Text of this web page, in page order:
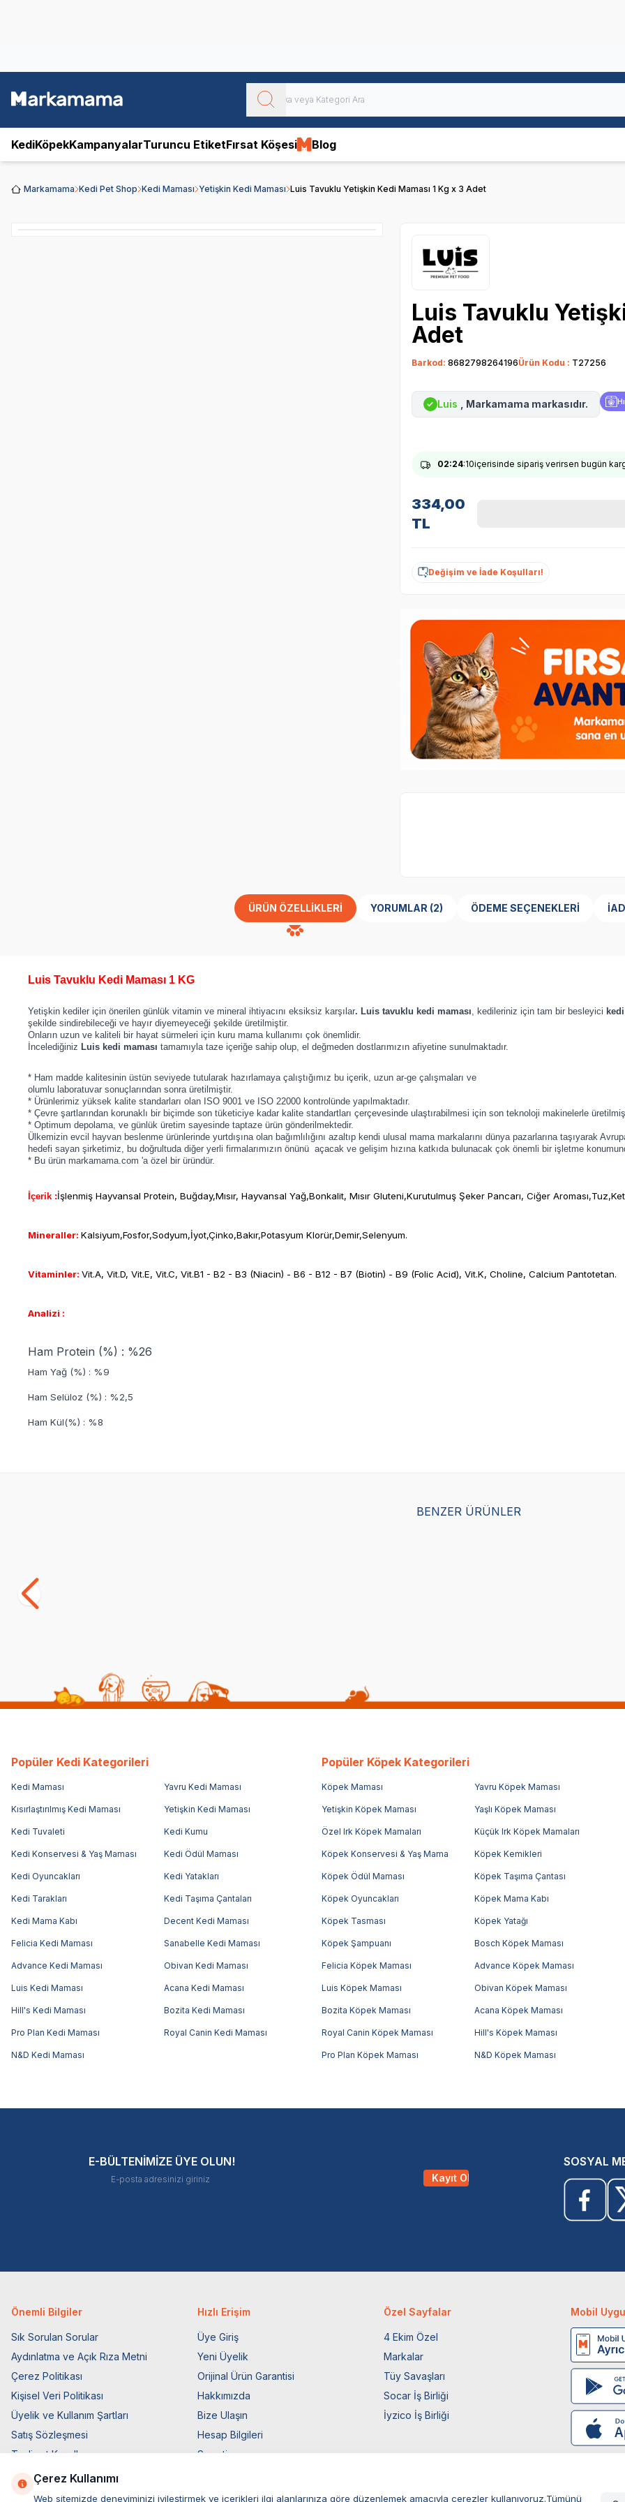
KediKöpekKampanyalarTuruncu EtiketFırsat Köşesi Blog
Markamama Kedi Pet Shop Kedi Maması Yetişkin Kedi Maması Luis Tavuklu Yetişkin Kedi Maması 1 Kg x 3 Adet
Luis Tavuklu
Adet
Barkod: 8682798264196Ürün Kodu : T27256
✓ Luis , Markamama markasıdır.
02:24:10içerisinde sipariş verirsen bugün
334,00
TL
Değişim ve İade Koşulları!
ÜRÜN ÖZELLIKLERI YORUMLAR (2) ÖDEME SEÇENEKLERI
Luis Tavuklu Kedi Maması 1 KG
Yetişkin kediler için önerilen günlük vitamin ve mineral ihtiyacını eksiksiz karşılar. Luis tavuklu kedi maması , kedileriniz için tam bir besleyici
şekilde sindirebileceği ve hayır diyemeyeceği şekilde üretilmiştir.
Onların uzun ve kaliteli bir hayat sürmeleri için kuru mama kullanımı çok önemlidir.
İncelediğiniz Luis kedi maması tamamıyla taze içeriğe sahip olup, el değmeden dostlarımızın afiyetine sunulmaktadır.
* Ham madde kalitesinin üstün seviyede tutularak hazırlamaya çalıştığımız bu içerik, uzun ar-ge çalışmaları ve
olumlu laboratuvar sonuçlarından sonra üretilmiştir.
* Ürünlerimiz yüksek kalite standarları olan ISO 9001 ve ISO 22000 kontrolünde yapılmaktadır.
* Çevre şartlarından korunaklı bir biçimde son tüketiciye kadar kalite standartları çerçevesinde ulaştırabilmesi için son teknoloji makinelerle
* Optimum depolama, ve günlük üretim sayesinde taptaze ürün gönderilmektedir.
Ülkemizin evcil hayvan beslenme ürünlerinde yurtdışına olan bağımlılığını azaltıp kendi ulusal mama markalarını dünya pazarlarına taşıyarak
hedefi sayan şirketimiz, bu doğrultuda diğer yerli firmalarımızın önünü açacak ve gelişim hızına katkıda bulunacak çok önemli bir işletme
* Bu ürün markamama.com 'a özel bir üründür.
İçerik :İşlenmiş Hayvansal Protein, Buğday,Mısır, Hayvansal Yağ,Bonkalit, Mısır Gluteni,Kurutulmuş Şeker Pancarı, Ciğer
Mineraller: Kalsiyum,Fosfor,Sodyum,İyot,Çinko,Bakır,Potasyum Klorür,Demir,Selenyum.
Vitaminler: Vit.A, Vit.D, Vit.E, Vit.C, Vit.B1 - B2 - B3 (Niacin) - B6 - B12 - B7 (Biotin) - B9 (Folic Acid), Vit.K, Choline, Calcium Pantotetan.
Analizi :
Ham Protein (%) : %26
Ham Yağ (%) : %9
Ham Selüloz (%) : %2,5
Ham Kül(%) : %8
BENZER ÜRÜNLER
2.498,75
Popüler Kedi Kategorileri
Kedi Maması Yavru Kedi Maması
Kısırlaştırılmış Kedi Maması Yetişkin Kedi Maması
Kedi Tuvaleti Kedi Kumu
Kedi Konservesi & Yaş Maması Kedi Ödül Maması
Kedi Oyuncakları Kedi Yatakları
Kedi Tarakları Kedi Taşıma Çantaları
Kedi Mama Kabı Decent Kedi Maması
Felicia Kedi Maması Sanabelle Kedi Maması
Advance Kedi Maması Obivan Kedi Maması
Luis Kedi Maması Acana Kedi Maması
Hill's Kedi Maması Bozita Kedi Maması
Pro Plan Kedi Maması Royal Canin Kedi Maması
N&D Kedi Maması
Popüler Köpek Kategorileri
Köpek Maması Yavru Köpek Maması
Yetişkin Köpek Maması Yaşlı Köpek Maması
Özel Irk Köpek Mamaları Küçük Irk Köpek Mamaları
Köpek Konservesi & Yaş Mama Köpek Kemikleri
Köpek Ödül Maması Köpek Taşıma Çantası
Köpek Oyuncakları Köpek Mama Kabı
Köpek Tasması Köpek Yatağı
Köpek Şampuanı Bosch Köpek Maması
Felicia Köpek Maması Advance Köpek Maması
Luis Köpek Maması Obivan Köpek Maması
Bozita Köpek Maması Acana Köpek Maması
Royal Canin Köpek Maması Hill's Köpek Maması
Pro Plan Köpek Maması N&D Köpek Maması
E-BÜLTENİMİZE ÜYE OLUN!
Kayıt Ol
SOSYAL
Önemli Bilgiler
Sık Sorulan Sorular
Aydınlatma ve Açık Rıza Metni
Çerez Politikası
Kişisel Veri Politikası
Üyelik ve Kullanım Şartları
Satış Sözleşmesi
Teslimat Koşulları
Ticari Elektronik İzin
Elektronik İleti Aydınlatma Metni
Hızlı Erişim
Üye Giriş
Yeni Üyelik
Orijinal Ürün Garantisi
Hakkımızda
Bize Ulaşın
Hesap Bilgileri
Sepetim
Müşteri Hizmetleri
Özel Sayfalar
4 Ekim Özel
Markalar
Tüy Savaşları
Socar İş Birliği
İyzico İş Birliği
Mobil
Çerez Kullanımı
Web sitemizde deneyiminizi iyileştirmek ve içerikleri ilgi alanlarınıza göre düzenlemek amacıyla çerezler kullanıyoruz.Tümünü